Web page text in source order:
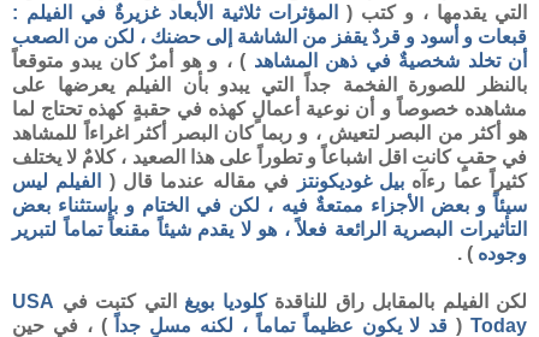
التي يقدمها ، و كتب (
المؤثرات ثلاثية الأبعاد غزيرةٌ في الفيلم :
قبعات و أسود و قردٌ يقفز من الشاشة إلى حضنك ، لكن من الصعب
أن تخلد شخصيةٌ في ذهن المشاهد ) ، و هو أمرٌ كان يبدو متوقعاً
بالنظر للصورة الفخمة جداً التي يبدو بأن الفيلم يعرضها على
مشاهده خصوصاً و أن نوعية أعمالٍ كهذه في حقبةٍ كهذه تحتاج لما
هو أكثر من البصر لتعيش ، و ربما كان البصر أكثر اغراءاً للمشاهد
في حقبٍ كانت اقل اشباعاً و تطوراً على هذا الصعيد ، كلامٌ لا يختلف
كثيراً عما رءآهبيل غوديكونتز في مقاله عندما قال (
الفيلم ليس
سيئاً و بعض الأجزاء ممتعةٌ فيه ، لكن في الختام و بإستثناء بعض
التأثيرات البصرية الرائعة فعلاً ، هو لا يقدم شيئاً مقنعاً تماماً لتبرير
وجوده ) .
لكن الفيلم بالمقابل راق للناقدةكلوديا بويغ التي كتبت في USA
Today
( قد لا يكون عظيماً تماماً ، لكنه مسلٍ جداً
) ، في حين